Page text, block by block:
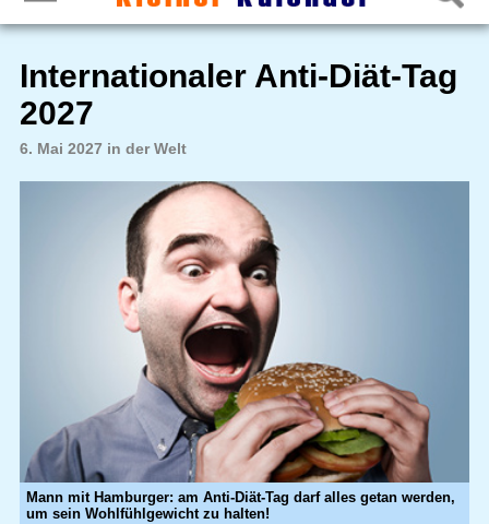
Internationaler Anti-Diät-Tag
2027
6. Mai 2027 in der Welt
Mann mit Hamburger: am Anti-Diät-Tag darf alles getan werden,
um sein Wohlfühlgewicht zu halten!